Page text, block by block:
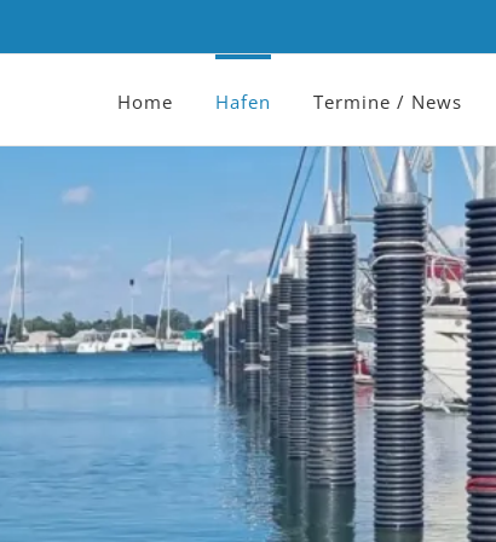
Home Hafen Termine / News